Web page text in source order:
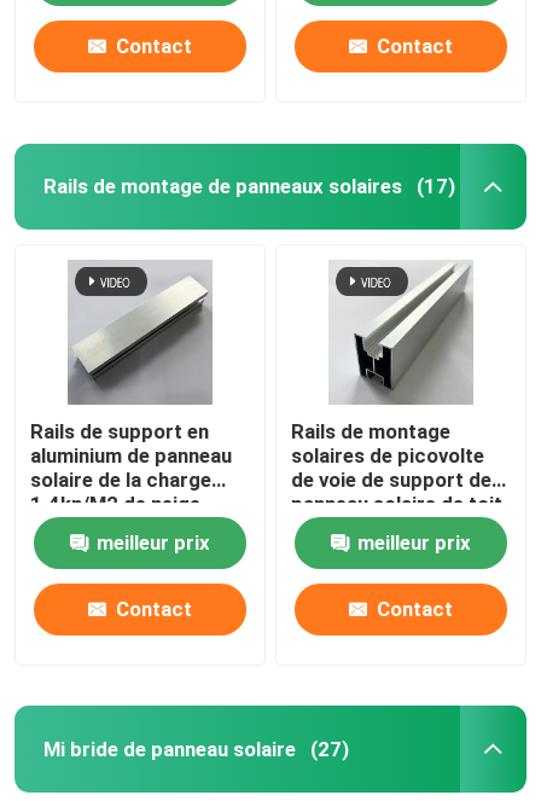
Contact Contact
Rails de montage de panneaux solaires (17)
Rails de support en
aluminium de panneau
solaire de la charge
1.4kn/M2 de neige
anodisant 1.2mm
meilleur prix
Contact
Rails de montage
solaires de picovolte
de voie de support de
panneau solaire de toit
adaptés aux besoins du
client antirouille
meilleur prix
Contact
Mi bride de panneau solaire (27)